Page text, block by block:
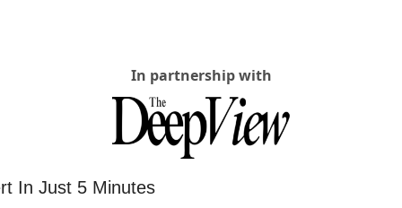
In partnership with
In Just 5 Minutes